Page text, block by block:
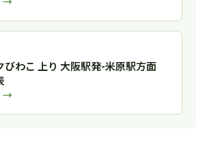
びわこ 上り 大阪駅発-米原駅方面
→